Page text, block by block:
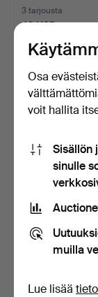
3 tarjousta
43 USD
1 päivä
Osa
voit hallita
Sisällön
sinulle
muilla
Lue lisää